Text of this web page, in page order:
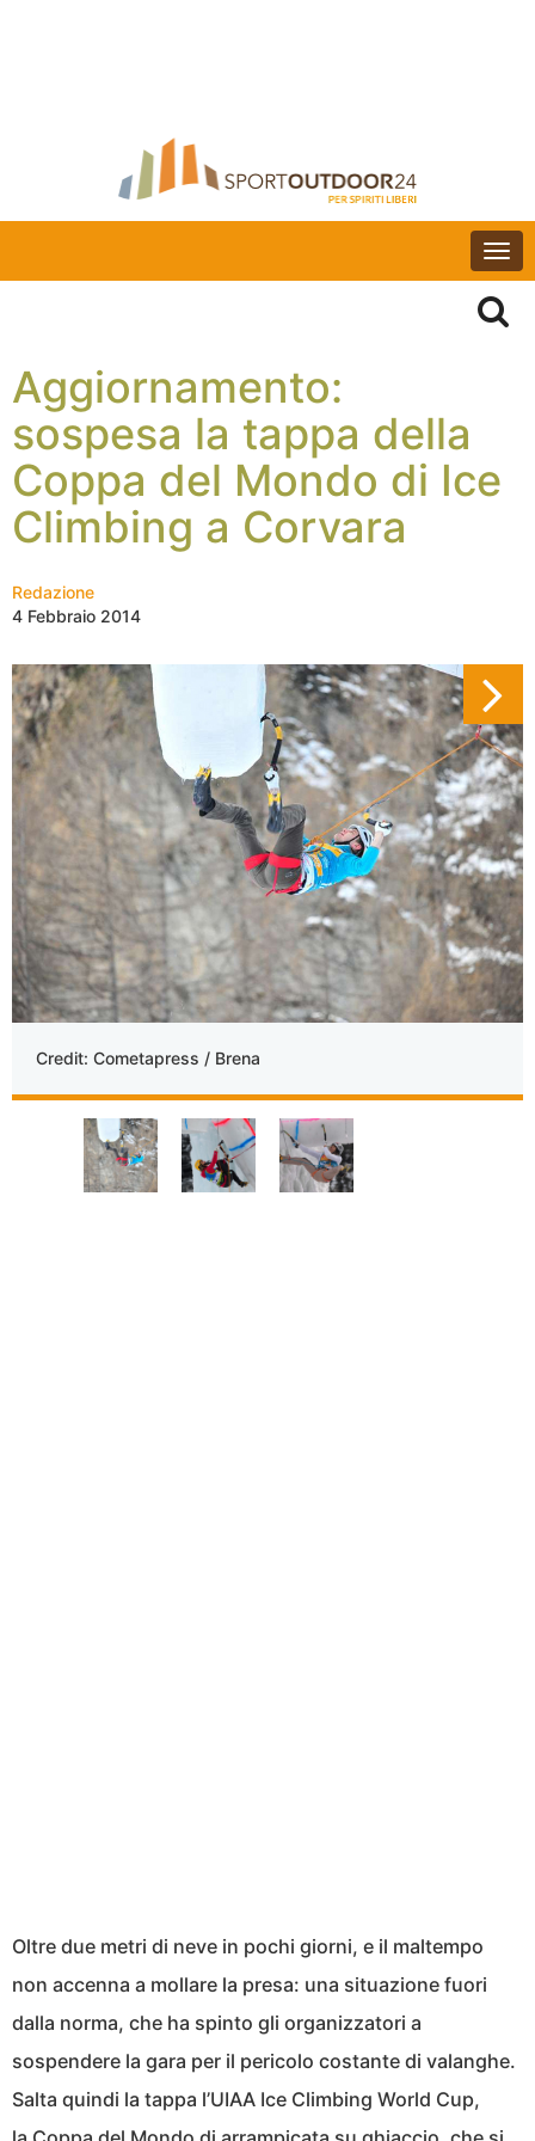
Aggiornamento:
sospesa la tappa della
Coppa del Mondo di Ice
Climbing a Corvara
Redazione
4 Febbraio 2014
Credit: Cometapress / Brena
Oltre due metri di neve in pochi giorni, e il maltempo
non accenna a mollare la presa: una situazione fuori
dalla norma, che ha spinto gli organizzatori a
sospendere la gara per il pericolo costante di valanghe.
Salta quindi la tappa l’UIAA Ice Climbing World Cup,